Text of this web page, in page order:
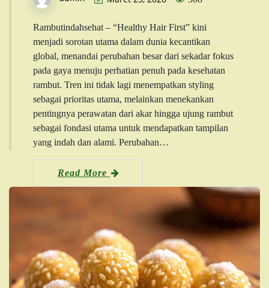
Rambutindahsehat – “Healthy Hair First” kini
menjadi sorotan utama dalam dunia kecantikan
global, menandai perubahan besar dari sekadar fokus
pada gaya menuju perhatian penuh pada kesehatan
rambut. Tren ini tidak lagi menempatkan styling
sebagai prioritas utama, melainkan menekankan
pentingnya perawatan dari akar hingga ujung rambut
sebagai fondasi utama untuk mendapatkan tampilan
yang indah dan alami. Perubahan…
Read More